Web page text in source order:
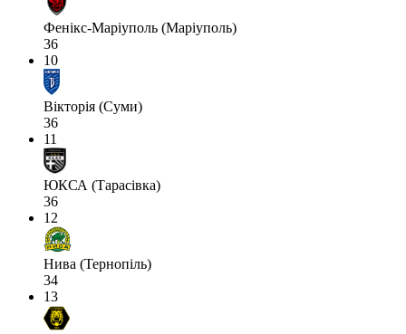
Фенікс-Маріуполь (Маріуполь)
36
10
Вікторія (Суми)
36
11
ЮКСА (Тарасівка)
36
12
Нива (Тернопіль)
34
13